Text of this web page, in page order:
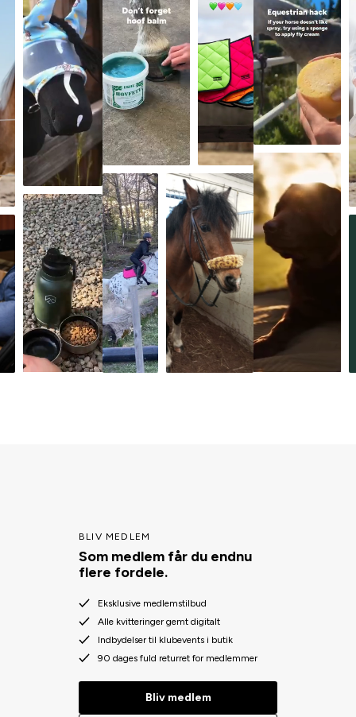
BLIV MEDLEM
Som medlem får du endnu
flere fordele.
Eksklusive medlemstilbud
Alle kvitteringer gemt digitalt
Indbydelser til klubevents i butik
90 dages fuld returret for medlemmer
Bliv medlem